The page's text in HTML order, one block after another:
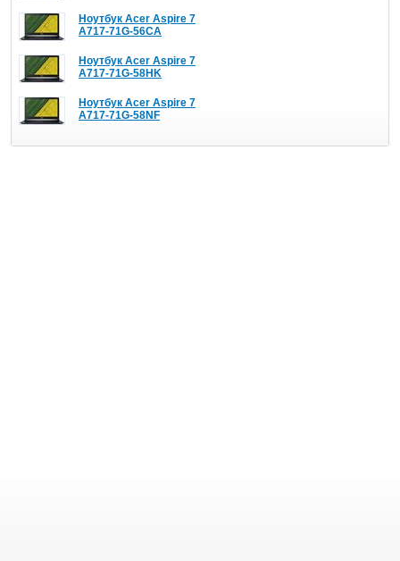
Ноутбук Acer Aspire 7
A717-71G-56CA
Ноутбук Acer Aspire 7
A717-71G-58HK
Ноутбук Acer Aspire 7
A717-71G-58NF